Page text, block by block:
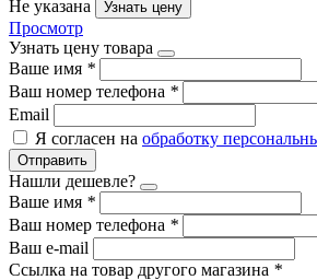
Не указана
Узнать цену
Просмотр
Узнать цену товара
Ваше имя *
Ваш номер телефона *
Email
Я согласен на обработку
Отправить
Нашли дешевле?
Ваше имя *
Ваш номер телефона *
Ваш e-mail
Ссылка на товар другого магазина *